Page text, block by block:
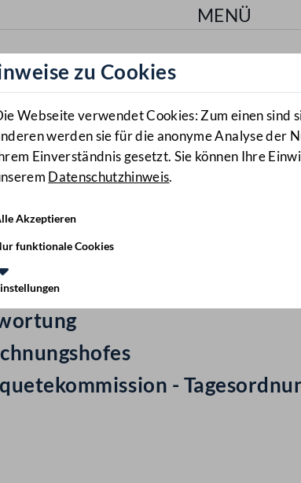
MENÜ
zu Cookies
Webseite verwendet Cookies: Zum einen
werden sie für die anonyme Analyse der
Einverständnis gesetzt. Sie können Ihre
Datenschutzhinweis.
Akzeptieren
funktionale Cookies
Mail Nr: 301
-